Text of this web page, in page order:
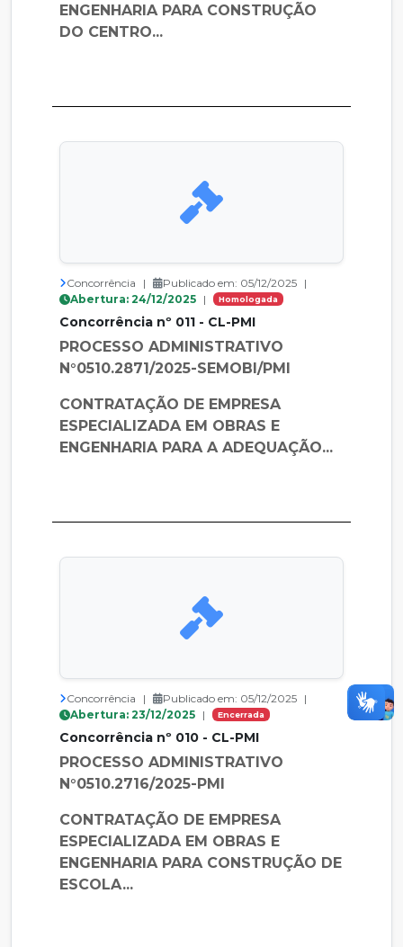
ENGENHARIA PARA CONSTRUÇÃO
DO CENTRO...
Concorrência | Publicado em: 05/12/2025 |
Abertura: 24/12/2025 | Homologada
Concorrência nº 011 - CL-PMI
PROCESSO ADMINISTRATIVO
N°0510.2871/2025-SEMOBI/PMI
CONTRATAÇÃO DE EMPRESA
ESPECIALIZADA EM OBRAS E
ENGENHARIA PARA A ADEQUAÇÃO...
Concorrência | Publicado em: 05/12/2025 |
Abertura: 23/12/2025 | Encerrada
Concorrência nº 010 - CL-PMI
PROCESSO ADMINISTRATIVO
N°0510.2716/2025-PMI
CONTRATAÇÃO DE EMPRESA
ESPECIALIZADA EM OBRAS E
ENGENHARIA PARA CONSTRUÇÃO DE
ESCOLA...